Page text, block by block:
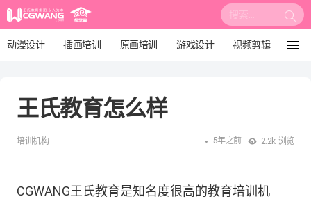
搜
索:
动漫设计 插画培训 原画培训 游戏设计 视频剪辑
漫画设计 绘画教程 板绘培训
王氏教育怎么样
培训机构 5年之前 2.2k 浏览
CGWANG王氏教育是知名度很高的教育培训机